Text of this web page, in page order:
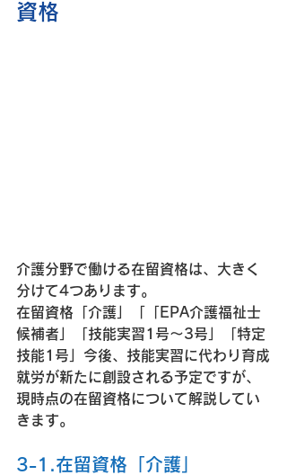
資格
介護分野で働ける在留資格は、大きく
分けて4つあります。
在留資格「介護」「「EPA介護福祉士
候補者」「技能実習1号〜3号」「特定
技能1号」今後、技能実習に代わり育成
就労が新たに創設される予定ですが、
現時点の在留資格について解説してい
きます。
3-1.在留資格「介護」